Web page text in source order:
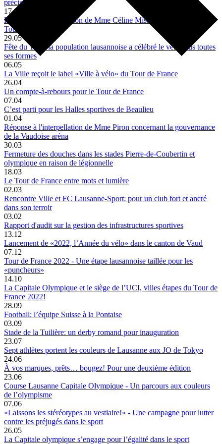
précisions sur Malley»
17.06
Réponse à l'interpellation de Mme Céline Misiego concernant le
Tour de France
29.05
Fête du Tour: la population lausannoise a célébré le vélo sous toutes
ses formes
06.05
La Ville reçoit le label «Ville à vélo» du Tour de France
26.04
Un compte-à-rebours pour le Tour de France
07.04
C’est parti pour les Halles sportives de Beaulieu
01.04
Réponse à l'interpellation de Mme Piron concernant la gouvernance
de la Vaudoise aréna
30.03
Fermeture des douches dans les stades Pierre-de-Coubertin et
olympique en raison de légionnelle
18.03
Le Tour de France entre mots et lumière
02.03
Rencontre Ville et FC Lausanne-Sport: pour un club fort et ancré
dans son terroir
03.02
Rapport d'audit sur la gestion des infrastructures sportives
13.12
Lancement de «2022, l’Année du vélo» dans le canton de Vaud
07.12
Tour de France 2022 - Une étape lausannoise taillée pour les
«puncheurs»
14.10
La Capitale Olympique et le siège de l’UCI, villes étapes du Tour de
France 2022!
28.09
Football: l’équipe Suisse à la Pontaise
03.09
Stade de la Tuilière: un derby romand pour inauguration
23.07
Sept athlètes portent les couleurs de Lausanne aux JO de Tokyo
24.06
À vos marques, prêts… bougez! Pour une deuxième édition
23.06
Course Lausanne Capitale Olympique - Un parcours aux couleurs
de l’olympisme
07.06
«Laissons les stéréotypes au vestiaire!» - Une campagne pour lutter
contre les préjugés dans le sport
26.05
La Capitale olympique s’engage pour l’égalité dans le sport